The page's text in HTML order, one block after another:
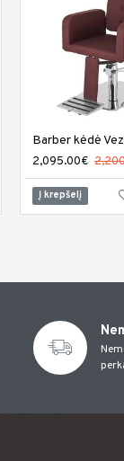
1,459.00€
Į krepšelį
Barber kėdė
2,095.00€
Į krepšelį